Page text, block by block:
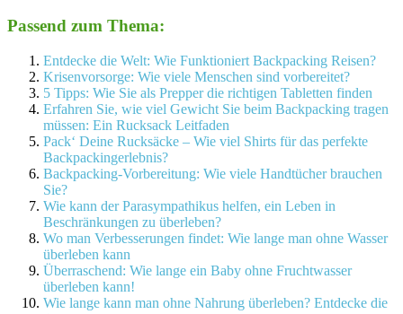
Passend zum Thema:
Entdecke die Welt: Wie Funktioniert Backpacking Reisen?
Krisenvorsorge: Wie viele Menschen sind vorbereitet?
5 Tipps: Wie Sie als Prepper die richtigen Tabletten finden
Erfahren Sie, wie viel Gewicht Sie beim Backpacking tragen
müssen: Ein Rucksack Leitfaden
Pack‘ Deine Rucksäcke – Wie viel Shirts für das perfekte
Backpackingerlebnis?
Backpacking-Vorbereitung: Wie viele Handtücher brauchen
Sie?
Wie kann der Parasympathikus helfen, ein Leben in
Beschränkungen zu überleben?
Wo man Verbesserungen findet: Wie lange man ohne Wasser
überleben kann
Überraschend: Wie lange ein Baby ohne Fruchtwasser
überleben kann!
Wie lange kann man ohne Nahrung überleben? Entdecke die